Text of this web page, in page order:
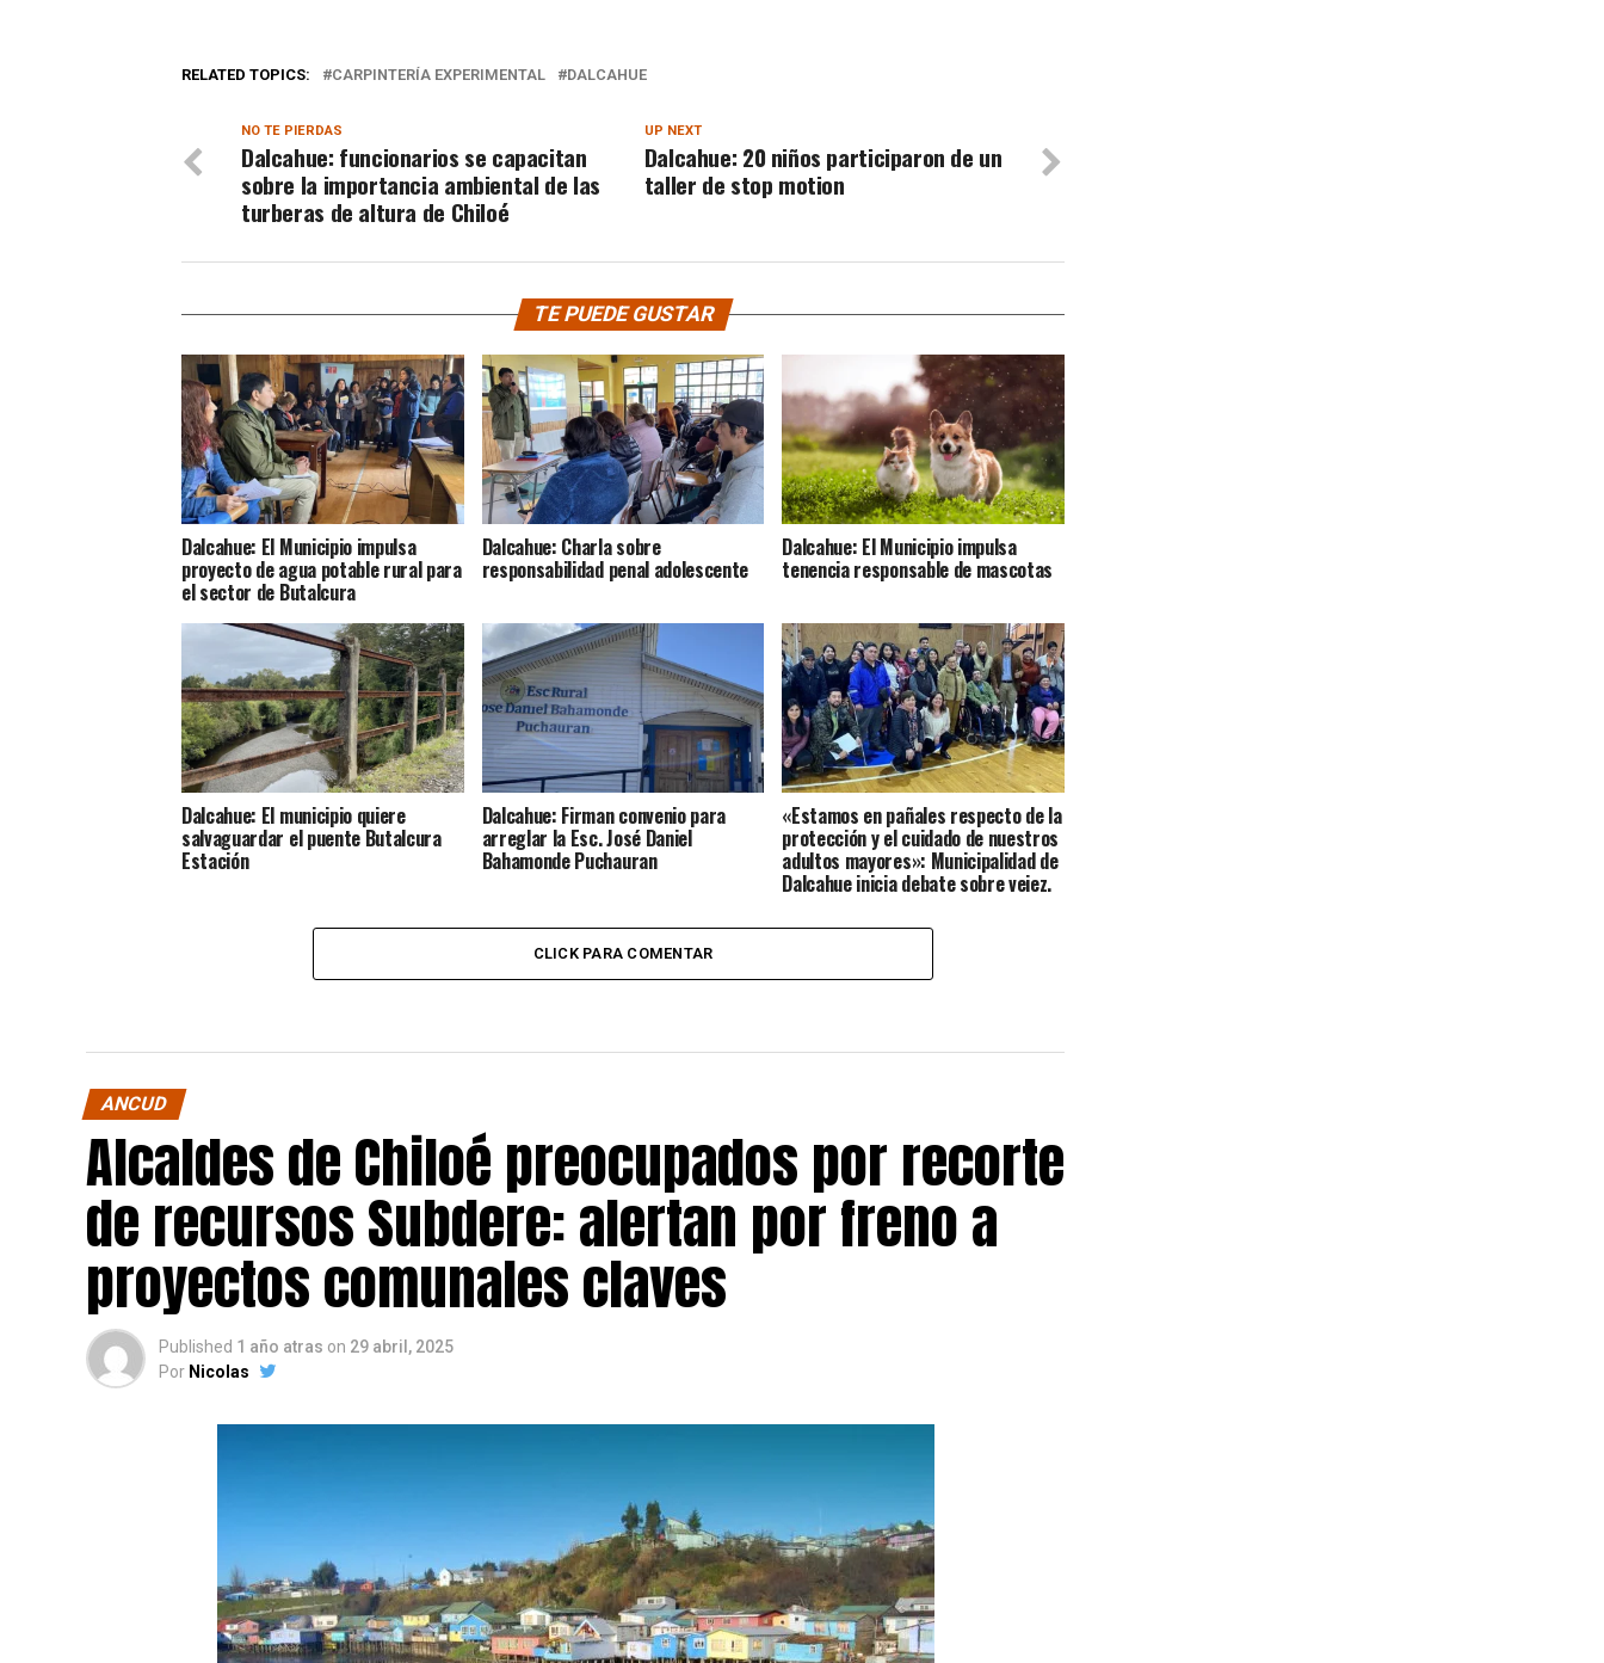
RELATED TOPICS: CARPINTERÍA EXPERIMENTAL DALCAHUE
UP NEXT
Dalcahue: 20 niños participaron de un
taller de stop motion
NO TE PIERDAS
Dalcahue: funcionarios se capacitan
sobre la importancia ambiental de las
turberas de altura de Chiloé
TE PUEDE GUSTAR
Dalcahue: El Municipio impulsa
proyecto de agua potable rural para
el sector de Butalcura
Dalcahue: Charla sobre
responsabilidad penal adolescente
Dalcahue: El Municipio impulsa
tenencia responsable de mascotas
Dalcahue: El municipio quiere
salvaguardar el puente Butalcura
Estación
Dalcahue: Firman convenio para
arreglar la Esc. José Daniel
Bahamonde Puchauran
«Estamos en pañales respecto de la
protección y el cuidado de nuestros
adultos mayores»: Municipalidad de
Dalcahue inicia debate sobre vejez,
CLICK PARA COMENTAR
ANCUD
Alcaldes de Chiloé preocupados por recorte
de recursos Subdere: alertan por freno a
proyectos comunales claves
Published 1 año atras on 29 abril, 2025
Por Nicolas